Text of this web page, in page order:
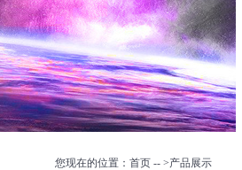
您现在的位置：首页 -- >产品展示